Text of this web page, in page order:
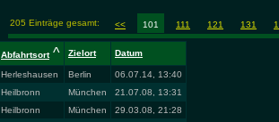
205 Einträge gesamt: << 101 111 121 131
Abfahrtsort^ Zielort Datum
Herleshausen Berlin
06.07.14, 13:40
Heilbronn München
21.07.08, 13:31
Heilbronn München
29.03.08, 21:28